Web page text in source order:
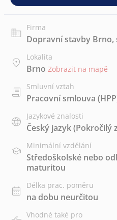
Firma
Dopravní stavby Brno,
Lokalita
Brno Zobrazit na mapě
Smluvní vztah
Pracovní smlouva
Jazykové znalosti
Český jazyk(Pokročilý
Minimální vzdělání
Středoškolské nebo
maturitou
Délka prac. poměru
na dobu neurčitou
Vhodné také pro